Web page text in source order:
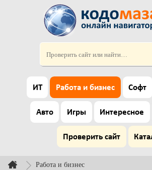
ИТ Работа и бизнес Софт
Авто Игры Интересное
Проверить сайт
Работа и бизнес